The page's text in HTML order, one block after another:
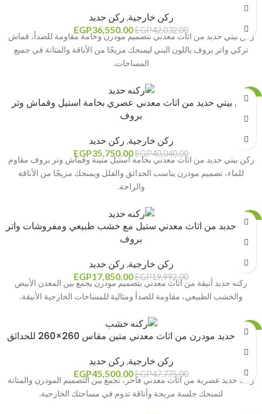
ركن خارجية, ركن حديد
EGP42,032.00
EGP36,550.00
ركن بيتي حديد من اثاث معدني بتصميم مودرن وخامة مقاومة للصدأ، قماش
تركي واتر بروف باللون البني ليمنحك مزيجًا من الأناقة والمتانة في جميع
المساحات.
-11%ركن بيتي حديد من اثاث معدني عصري بخامة استيل وقماش وتر
بروف
ركن خارجية, ركن حديد
EGP40,040.00
EGP35,750.00
ركن بيتي حديد من اثاث معدني بخامة استيل متينة وقماش وتر بروف مقاوم
للماء، تصميم مودرن يناسب الحدائق والفلل ويمنحك مزيجًا من الأناقة
والراحة.
-11%ركنه حديد من اثاث معدني ستيل مع خشب طبيعي ومفروشات واتر
بروف
ركن خارجية, ركن حديد
EGP19,992.00
EGP17,850.00
ركنه حديد أنيقة من اثاث معدني بتصميم مودرن يجمع بين المعدن الأبيض
والخشب الطبيعي، مقاومة للصدأ ومثالية للمساحات الخارجية الأنيقة.
-5%ركنه حديد مودرن من اثاث معدني متين مقاس 260×260 للحدائق
ركن خارجية, ركن حديد
EGP47,775.00
EGP45,500.00
ركنه حديد عصرية من اثاث معدني فاخر، تجمع بين التصميم المودرن والمتانة
لتمنحك جلسة مريحة وأناقة تدوم في مساحتك الخارجية.